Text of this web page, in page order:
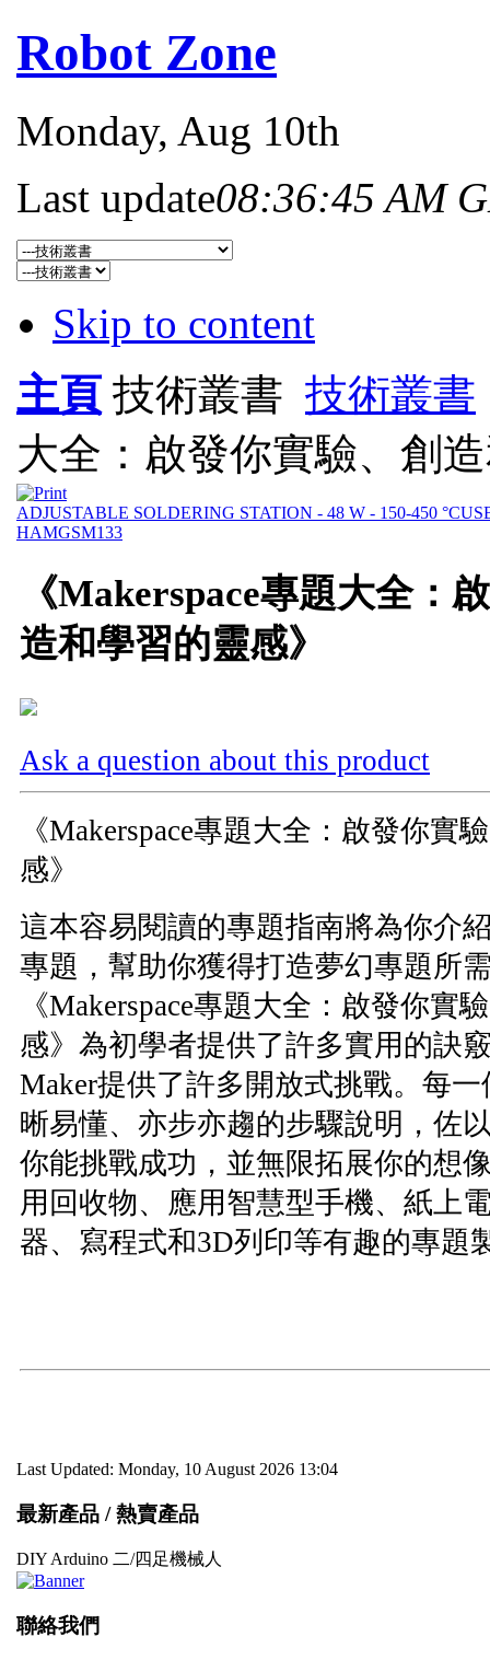
Robot Zone
Monday, Aug 10th
Last update08:36:45 AM
Skip to content
主頁 技術叢書 技術叢書
大全：啟發你實驗、創
ADJUSTABLE SOLDERING STATION - 48 W - 150-450 °C
HAMGSM133
《Makerspace專題大全：
造和學習的靈感》
Ask a question about this product
《Makerspace專題大全：啟發你實
感》
這本容易閱讀的專題指南將為你介
專題，幫助你獲得打造夢幻專題所
《Makerspace專題大全：啟發你實
感》為初學者提供了許多實用的訣
Maker提供了許多開放式挑戰。每
晰易懂、亦步亦趨的步驟說明，佐
你能挑戰成功，並無限拓展你的想
用回收物、應用智慧型手機、紙上
器、寫程式和3D列印等有趣的專題
Last Updated: Monday, 10 August 2026 13:04
最新產品 / 熱賣產品
DIY Arduino 二/四足機械人
聯絡我們